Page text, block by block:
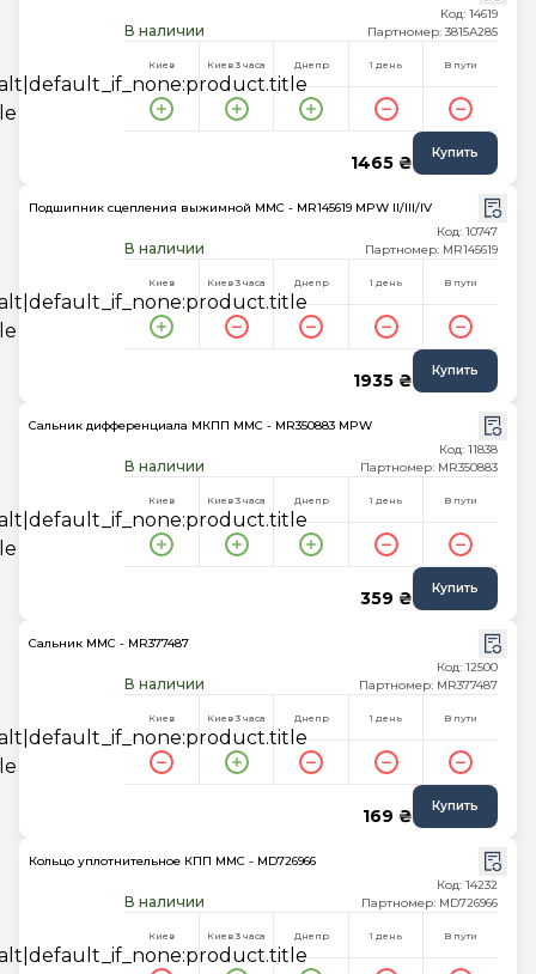
В наличии
Код: 14619
Партномер: 3815A285
Киев Киев 3 часа Днепр 1 день В пути
1465 ₴ Купить
Подшипник сцепления выжимной MMC - MR145619 MPW II/III/IV
В наличии
Код: 10747
Партномер: MR145619
Киев Киев 3 часа Днепр 1 день В пути
1935 ₴ Купить
Сальник дифференциала МКПП MMC - MR350883 MPW
В наличии
Код: 11838
Партномер: MR350883
Киев Киев 3 часа Днепр 1 день В пути
359 ₴ Купить
Сальник MMC - MR377487
В наличии
Код: 12500
Партномер: MR377487
Киев Киев 3 часа Днепр 1 день В пути
169 ₴ Купить
Кольцо уплотнительное КПП MMC - MD726966
В наличии
Код: 14232
Партномер: MD726966
Киев Киев 3 часа Днепр 1 день В пути